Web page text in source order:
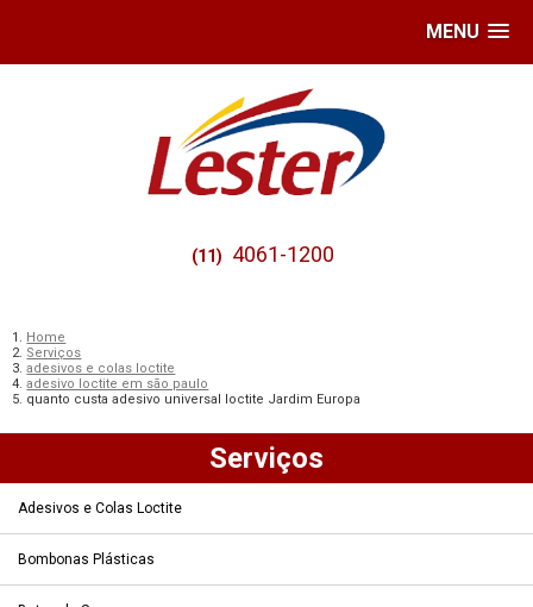
MENU
(11) 4061-1200
Home
Serviços
adesivos e colas loctite
adesivo loctite em são paulo
quanto custa adesivo universal loctite Jardim Europa
Serviços
Adesivos e Colas Loctite
Bombonas Plásticas